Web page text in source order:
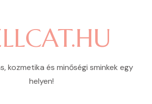
kozmetika és minőségi sminkek egy
helyen!